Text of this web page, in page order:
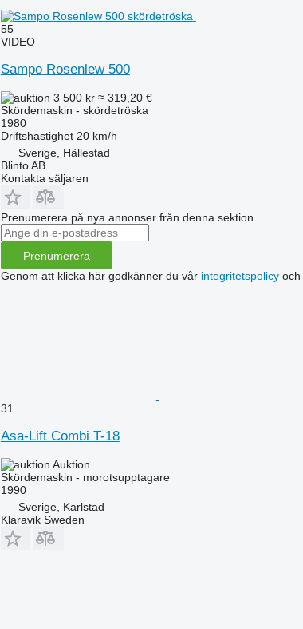
55
VIDEO
Sampo Rosenlew 500
3 500 kr ≈ 319,20 €
Skördemaskin - skördetröska
1980
Driftshastighet 20 km/h
Sverige, Hällestad
Blinto AB
Kontakta säljaren
Prenumerera på nya annonser från denna sektion
Prenumerera
Genom att klicka här godkänner du vår integritetspolicyoch
31
Asa-Lift Combi T-18
Auktion
Skördemaskin - morotsupptagare
1990
Sverige, Karlstad
Klaravik Sweden